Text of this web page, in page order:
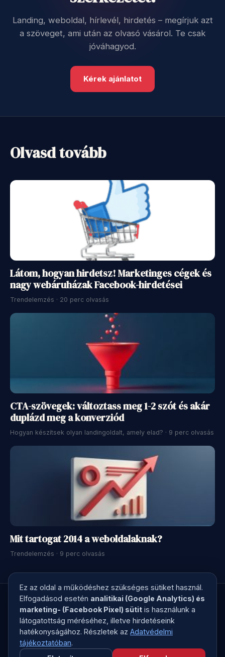
Landing, weboldal, hírlevél, hirdetés – megírjuk azt
a szöveget, ami után az olvasó vásárol. Te csak
jóváhagyod.
Kérek ajánlatot
Olvasd tovább
Látom, hogyan hirdetsz! Marketinges cégek és
nagy webáruházak Facebook-hirdetései
Trendelemzés · 20 perc olvasás
CTA-szövegek: változtass meg 1-2 szót és akár
duplázd meg a konverziód
Hogyan készítsek olyan landingoldalt, amely elad? · 9 perc olvasás
Mit tartogat 2014 a weboldalaknak?
Trendelemzés · 9 perc olvasás
© 2026 Kreatív Kontroll · Megírjuk a marketingszövegedet, ami
elad
Ez az oldal a működéshez szükséges sütiket használ.
Elfogadásod esetén analitikai (Google Analytics) és
marketing- (Facebook Pixel) sütit is használunk a
látogatottság méréséhez, illetve hirdetéseink
hatékonyságához. Részletek az Adatvédelmi
tájékoztatóban.